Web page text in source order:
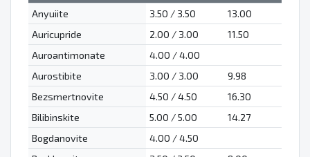
Anyuiite
3.50 / 3.50
13.00
Auricupride
2.00 / 3.00
11.50
Auroantimonate
4.00 / 4.00
Aurostibite
3.00 / 3.00
9.98
Bezsmertnovite
4.50 / 4.50
16.30
Bilibinskite
5.00 / 5.00
14.27
Bogdanovite
4.00 / 4.50